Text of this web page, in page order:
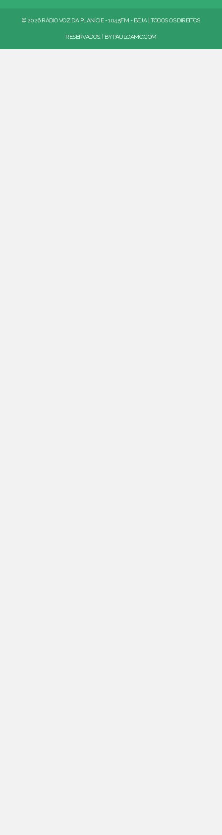
© 2026 RÁDIO VOZ DA PLANÍCIE - 104.5FM - BEJA | TODOS OS DIREITOS
RESERVADOS. | BY PAULOAMC.COM